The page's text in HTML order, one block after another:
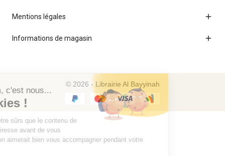
Mentions légales 
Informations de magasin 
© 2026 - Librairie Al Bayyinah